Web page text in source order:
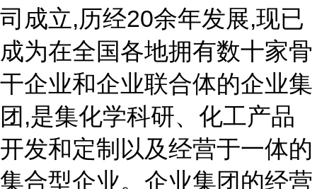
司成立,历经20余年发展,现已
成为在全国各地拥有数十家骨
干企业和企业联合体的企业集
团,是集化学科研、化工产品
开发和定制以及经营于一体的
集合型企业。企业集团的经营